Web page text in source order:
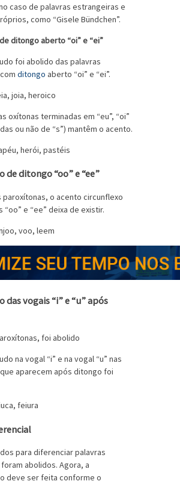
caso de palavras estrangeiras e
como “Gisele Bündchen”.
ditongoaberto “oi” e “ei”
foi abolido das palavras
ditongo aberto “oi” e “ei”.
joia, heroico
oxítonas terminadas em “eu”, “oi”
ou não de “s”) mantêm o acento.
herói, pastéis
de ditongo “oo” e “ee”
paroxítonas, o acento circunflexo
e “ee” deixa de existir.
voo, leem
das vogais “i” e “u” após
foi abolido
na vogal “i” e na vogal “u” nas
aparecem após ditongo foi
feiura
para diferenciar palavras
abolidos. Agora, a
deve ser feita conforme o